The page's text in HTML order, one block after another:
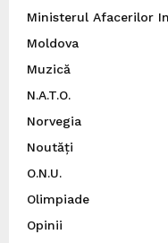
Ministerul Afacerilor
Moldova
Muzică
N.A.T.O.
Norvegia
Noutăți
O.N.U.
Olimpiade
Opinii